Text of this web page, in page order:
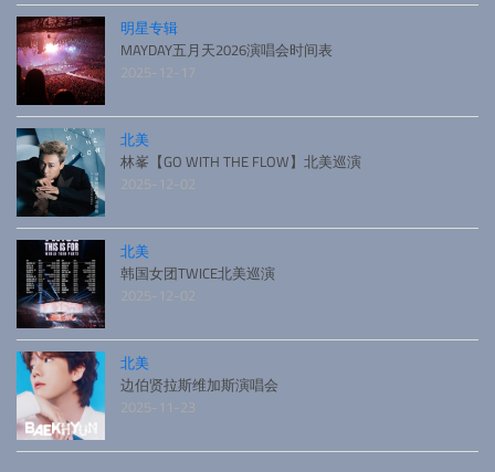
明星专辑
MAYDAY五月天2026演唱会时间表
2025-12-17
北美
林峯【GO WITH THE FLOW】北美巡演
2025-12-02
北美
韩国女团TWICE北美巡演
2025-12-02
北美
边伯贤拉斯维加斯演唱会
2025-11-23